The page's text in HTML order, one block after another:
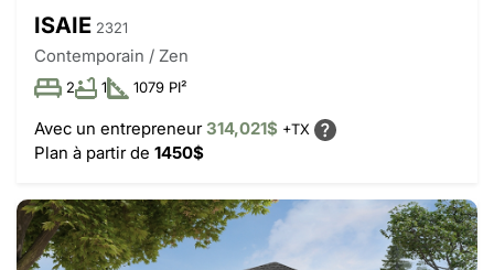
ISAIE 2321
Contemporain / Zen
2 1 1079 PI²
Avec un entrepreneur314,021$ +TX
Plan à partir de 1450$